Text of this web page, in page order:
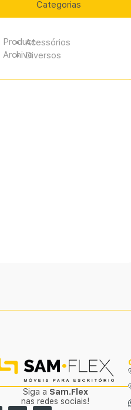
Categorias
Product
Archive
Acessórios
Diversos
Siga a Sam.Flex
nas redes sociais!